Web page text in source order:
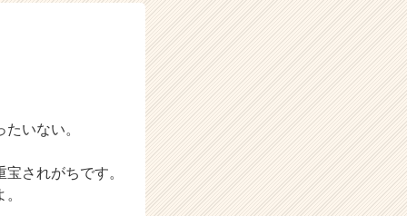
いない。
されがちです。